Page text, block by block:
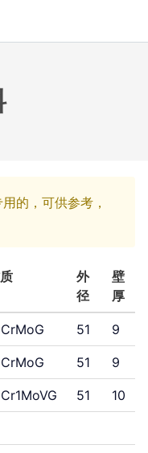
的，可供参考，
外
径
壁
厚
51 9
51 9
51 10